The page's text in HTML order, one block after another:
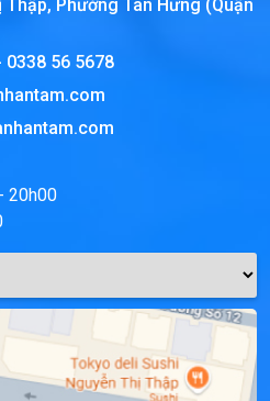
Phường Tân Hưng (Quận
0338 56 5678
20h00